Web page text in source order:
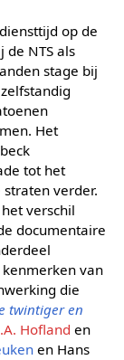
op de
NTS als
stage bij
Het
tot het
verder.
verschil
documentaire
van
die
twintiger en
Hofland en
en Hans